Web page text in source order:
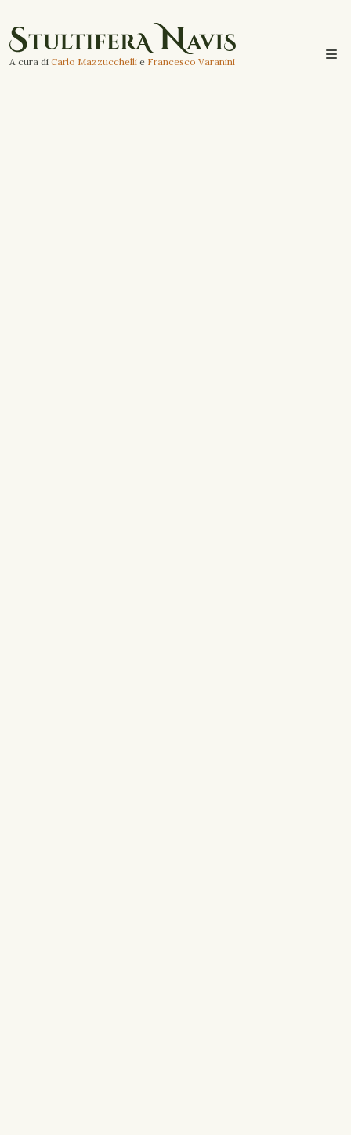
A cura di Carlo Mazzucchelli e Francesco Varanini